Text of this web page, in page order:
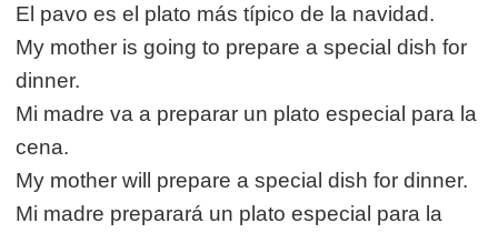
El pavo es el plato más típico de la navidad.
My mother is going to prepare a special dish for
dinner.
Mi madre va a preparar un plato especial para la
cena.
My mother will prepare a special dish for dinner.
Mi madre preparará un plato especial para la